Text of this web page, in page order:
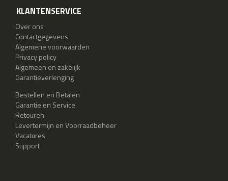
KLANTENSERVICE
Over ons
Contactgegevens
Algemene voorwaarden
Privacy policy
Algemeen en zakelijk
Garantieverlenging
Bestellen en Betalen
Garantie en Service
Retouren
Levertermijn en Voorraadbeheer
Vacatures
Support